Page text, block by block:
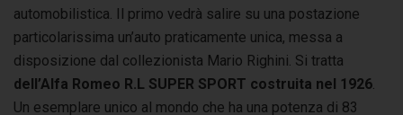
automobilistica. Il primo vedrà salire su una postazione
particolarissima un’auto praticamente unica, messa a
disposizione dal collezionista Mario Righini. Si tratta
dell’Alfa Romeo R.L SUPER SPORT costruita nel 1926
Un esemplare unico al mondo che ha una potenza di 83